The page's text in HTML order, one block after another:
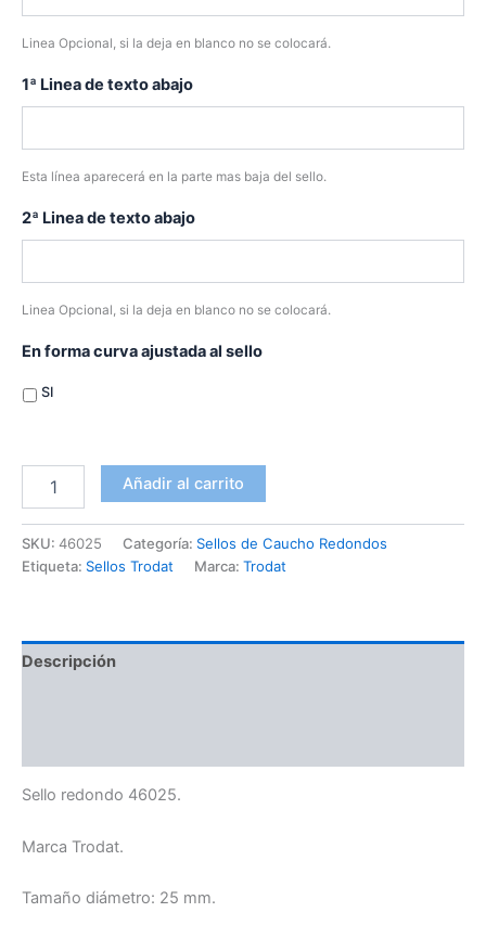
Linea Opcional, si la deja en blanco no se colocará.
1ª Linea de texto abajo
Esta línea aparecerá en la parte mas baja del sello.
2ª Linea de texto abajo
Linea Opcional, si la deja en blanco no se colocará.
En forma curva ajustada al sello
SI
Añadir al carrito
SKU: 46025 Categoría: Sellos de Caucho Redondos
Etiqueta: Sellos Trodat Marca: Trodat
Descripción
Sello redondo 46025.
Marca Trodat.
Tamaño diámetro: 25 mm.